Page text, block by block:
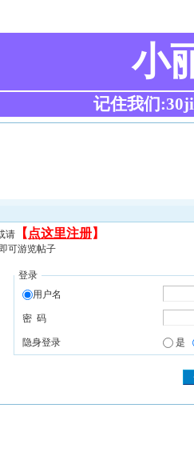
小
记住我们
请 【 点这里注册】
可游览帖子
登录
用户名
密 码
隐身登录 是